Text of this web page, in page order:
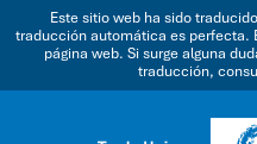
Este sitio web ha sido
traducción automática es perfecta.
página web. Si surge alguna
traducción,